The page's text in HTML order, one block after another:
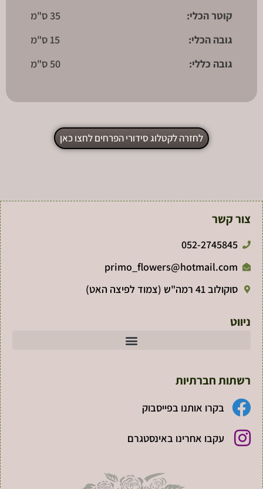
קוטר הכלי:
35 ס"מ
גובה הכלי:
15 ס"מ
גובה כללי:
50 ס"מ
לחזרה לקטלוג סידורי הפרחים לחצו כאן
צור קשר
052-2745845
primo_flowers@hotmail.com
סוקולוב 41 רמה"ש (צמוד לפיצה האט)
ניווט
רשתות חברתיות
בקרו אותנו בפייסבוק
עקבו אחרינו באינסטגרם